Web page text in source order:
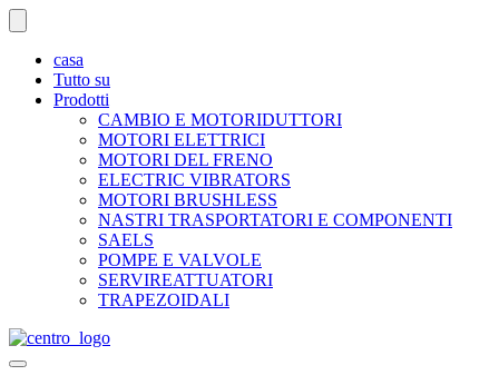
casa
Tutto su
Prodotti
CAMBIO E MOTORIDUTTORI
MOTORI ELETTRICI
MOTORI DEL FRENO
ELECTRIC VIBRATORS
MOTORI BRUSHLESS
NASTRI TRASPORTATORI E COMPONENTI
SAELS
POMPE E VALVOLE
SERVIREATTUATORI
TRAPEZOIDALI